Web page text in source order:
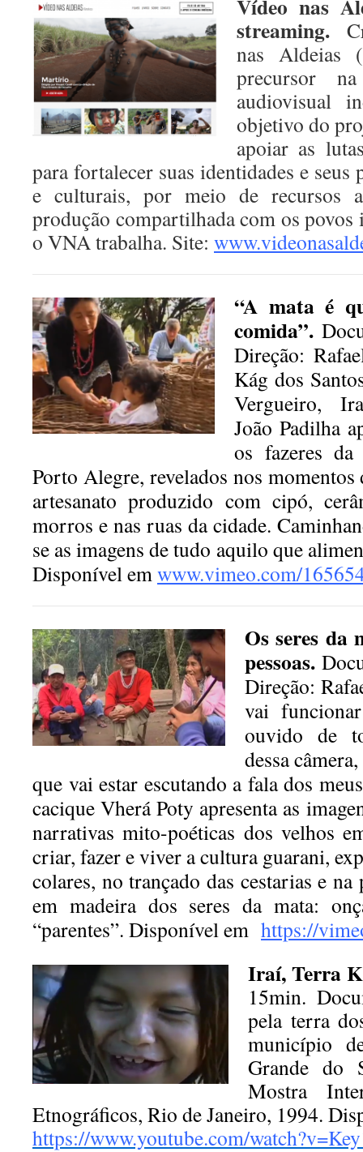
Vídeo nas
streaming.
nas Aldeias
precursor
audiovisual
objetivo do
apoiar as
para fortalecer suas identidades e
e culturais, por meio de recursos
produção compartilhada com os povos
o VNA trabalha. Site:
“A mata é
comida”.
Direção:
Kág dos
Vergueiro,
João Padilha
os fazeres
Porto Alegre, revelados nos
artesanato produzido com cipó,
morros e nas ruas da cidade.
se as imagens de tudo aquilo que
Disponível emwww.vimeo.com/
Os seres da
pessoas.
Direção:
vai
ouvido de
dessa
que vai estar escutando a fala dos
cacique Vherá Poty apresenta as
narrativas mito-poéticas dos velhos
criar, fazer e viver a cultura guarani,
colares, no trançado das cestarias e
em madeira dos seres da mata:
“parentes”. Disponível em https://
Iraí, Terra
15min.
pela terra
município
Grande do
Mostra
Etnográficos, Rio de Janeiro, 1994.
https://www.youtube.com/